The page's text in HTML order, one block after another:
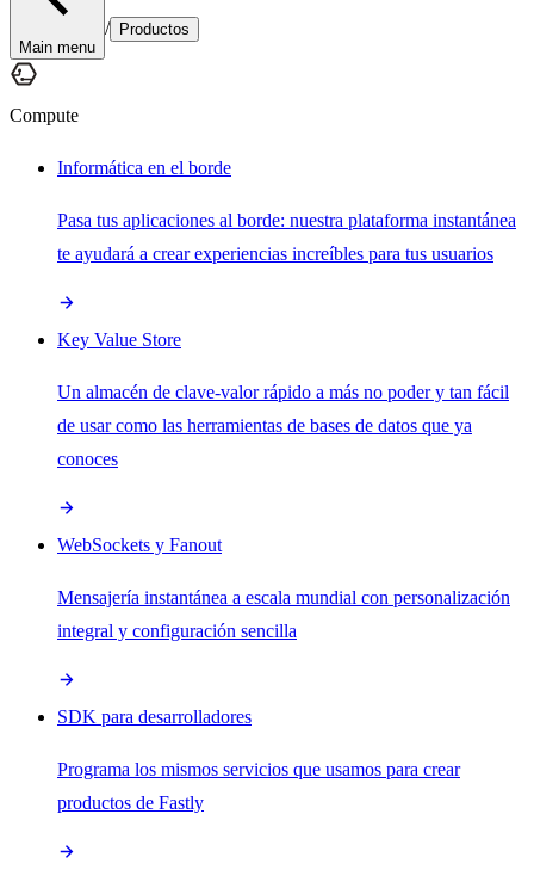
Main menu
/ Productos
Compute
Informática en el borde
Pasa tus aplicaciones al borde: nuestra plataforma instantánea
te ayudará a crear experiencias increíbles para tus usuarios
Key Value Store
Un almacén de clave-valor rápido a más no poder y tan fácil
de usar como las herramientas de bases de datos que ya
conoces
WebSockets y Fanout
Mensajería instantánea a escala mundial con personalización
integral y configuración sencilla
SDK para desarrolladores
Programa los mismos servicios que usamos para crear
productos de Fastly